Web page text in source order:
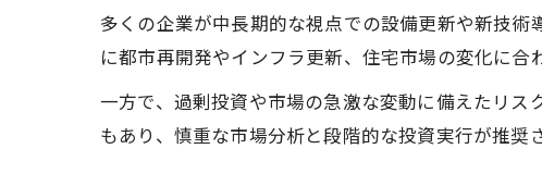
多くの企業が中長期的な視点での設備更新や新技
に都市再開発やインフラ更新、住宅市場の変化に合
一方で、過剰投資や市場の急激な変動に備えたリ
もあり、慎重な市場分析と段階的な投資実行が推奨さ